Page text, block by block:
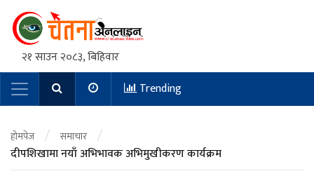
२१ साउन २०८३, बिहिवार
Main NavigationTrending
होमपेज / समाचार /
दीपशिखामा नयाँ अभिभावक अभिमुखीकरण कार्यक्रम